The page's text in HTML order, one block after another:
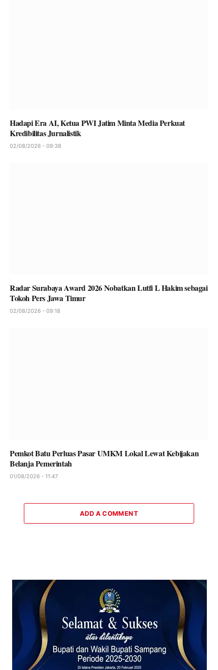
Hadapi Era AI, Ketua PWI Jatim Minta Media Perkuat
Kredibilitas Jurnalistik
02/08/2026 - 09:38
Radar Surabaya Award 2026 Nobatkan Lutfi L Hakim sebagai
Tokoh Pers Jawa Timur
02/08/2026 - 09:18
Pemkot Batu Perluas Pasar UMKM Lokal Lewat Kebijakan
Belanja Pemerintah
01/08/2026 - 11:47
ADD A COMMENT